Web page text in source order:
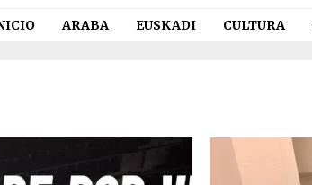
ARABA EUSKADI CULTURA